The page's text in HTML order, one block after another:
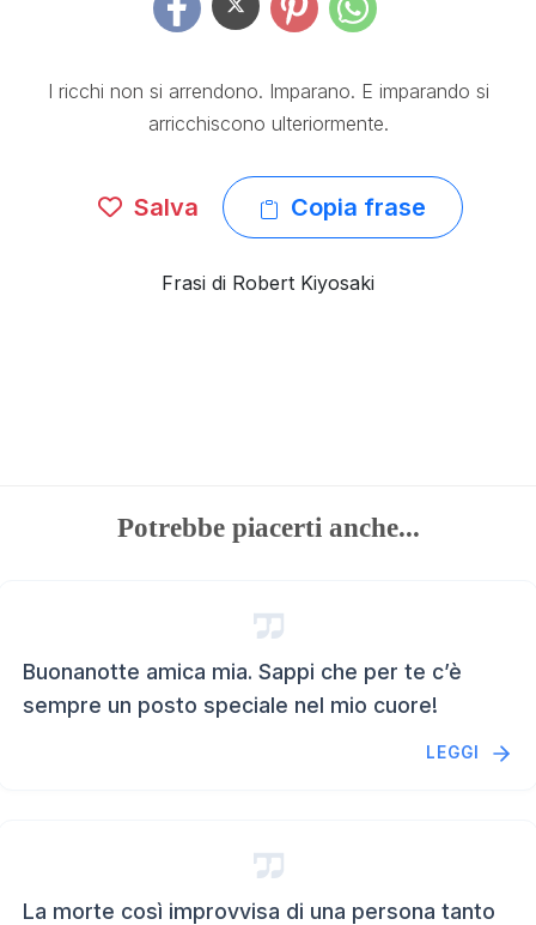
I ricchi non si arrendono. Imparano. E imparando si
arricchiscono ulteriormente.
Salva Copia frase
Frasi di Robert Kiyosaki
Potrebbe piacerti anche...
Buonanotte amica mia. Sappi che per te c’è
sempre un posto speciale nel mio cuore!
LEGGI
La morte così improvvisa di una persona tanto